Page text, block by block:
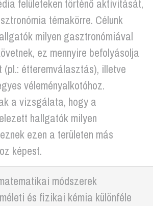
felületeken történő aktivitását,
témakörre. Célunk
milyen gasztronómiával
ez mennyire befolyásolja
étteremválasztás), illetve
véleményalkotóhoz.
a vizsgálata, hogy a
hallgatók milyen
ezen a területen más
képest.
módszerek
és fizikai kémia különféle